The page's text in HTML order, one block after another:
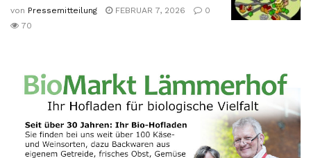
von Pressemitteilung FEBRUAR 7, 2026
0
70